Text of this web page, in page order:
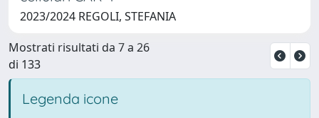
2023/2024 REGOLI, STEFANIA
Mostrati risultati da 7 a 26
di 133
Legenda icone